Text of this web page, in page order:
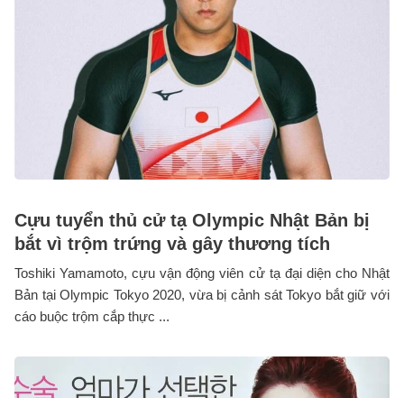
Cựu tuyển thủ cử tạ Olympic Nhật Bản bị
bắt vì trộm trứng và gây thương tích
Toshiki Yamamoto, cựu vận động viên cử tạ đại diện cho Nhật
Bản tại Olympic Tokyo 2020, vừa bị cảnh sát Tokyo bắt giữ với
cáo buộc trộm cắp thực ...